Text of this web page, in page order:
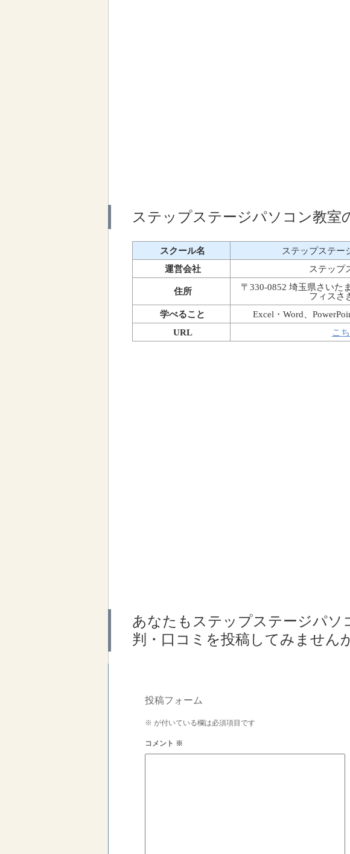
ステップステージパソコン教室
スクール名
ステップステー
運営会社
ステップ
住所
〒330-0852 埼玉県さいた
フィスさ
学べること
Excel・Word、
URL
こ
あなたもステップステージパソ
判・口コミを投稿してみません
投稿フォーム
※ が付いている欄は必須項目です
コメント ※